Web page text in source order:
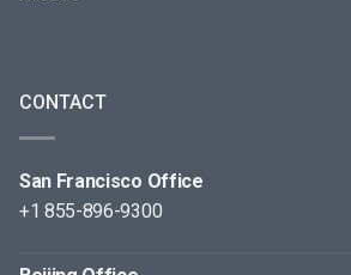
CONTACT
San Francisco Office
+1 855-896-9300